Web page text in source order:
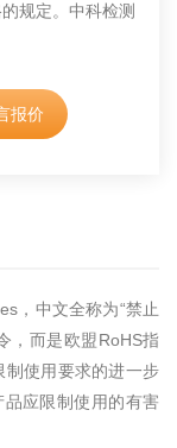
规定。中科检测
报价
，中文全称为“禁止
，而是欧盟RoHS指
制使用要求的进一步
应限制使用的有害